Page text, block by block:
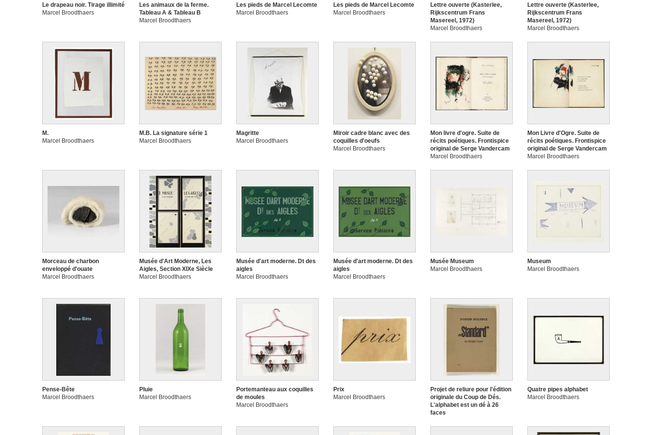
Le drapeau noir. Tirage illimité
Marcel Broodthaers
Les animaux de la ferme.
Tableau A & Tableau B
Marcel Broodthaers
Les pieds de Marcel Lecomte
Marcel Broodthaers
Les pieds de Marcel Lecomte
Marcel Broodthaers
Lettre ouverte (Kasterlee,
Rijkscentrum Frans
Masereel, 1972)
Marcel Broodthaers
Lettre ouverte (Kasterlee,
Rijkscentrum Frans
Masereel, 1972)
Marcel Broodthaers
M.
Marcel Broodthaers
M.B. La signature série 1
Marcel Broodthaers
Magritte
Marcel Broodthaers
Miroir cadre blanc avec des
coquilles d'oeufs
Marcel Broodthaers
Mon livre d'ogre. Suite de
récits poétiques. Frontispice
original de Serge Vandercam
Marcel Broodthaers
Mon Livre d'Ogre. Suite de
récits poétiques. Frontispice
original de Serge Vandercam
Marcel Broodthaers
Morceau de charbon
enveloppé d'ouate
Marcel Broodthaers
Musée d'Art Moderne, Les
Aigles, Section XIXe Siècle
Marcel Broodthaers
Musée d'art moderne. Dt des
aigles
Marcel Broodthaers
Musée d'art moderne. Dt des
aigles
Marcel Broodthaers
Musée Museum
Marcel Broodthaers
Museum
Marcel Broodthaers
Pense-Bête
Marcel Broodthaers
Pluie
Marcel Broodthaers
Portemanteau aux coquilles
de moules
Marcel Broodthaers
Prix
Marcel Broodthaers
Projet de reliure pour l'édition
originale du Coup de Dés.
L'alphabet est un dé à 26
faces
Quatre pipes alphabet
Marcel Broodthaers